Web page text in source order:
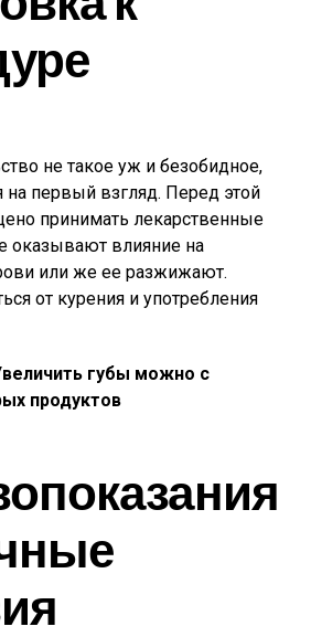
не такое уж и безобидное,
на первый взгляд. Перед этой
принимать лекарственные
оказывают влияние на
или же ее разжижают.
от курения и употребления
губы можно с
продуктов